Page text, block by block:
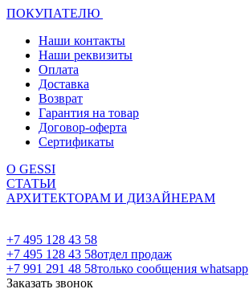
ПОКУПАТЕЛЮ
Наши контакты
Наши реквизиты
Оплата
Доставка
Возврат
Гарантия на товар
Договор-оферта
Сертификаты
О GESSI
СТАТЬИ
АРХИТЕКТОРАМ И ДИЗАЙНЕРАМ
+7 495 128 43 58
+7 495 128 43 58отдел продаж
+7 991 291 48 58только сообщения whatsapp
Заказать звонок